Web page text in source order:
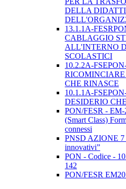
DELLA
13.1.1A-
CABLAGGIO
ALL'INTERNO
SCOLASTICI
10.2.2A-
CHE RINASCE
10.1.1A-
DESIDERIO
PON/FESR - EM-
(Smart Class)
connessi
PNSD AZIONE 7
innovativi”
PON - Codice -
142
PON/FESR